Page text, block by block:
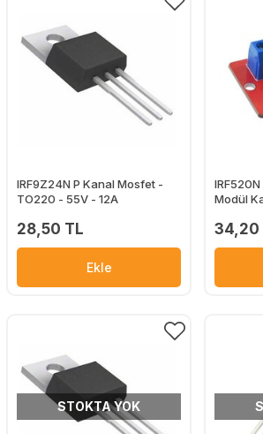
IRF9Z24N P Kanal Mosfet -
TO220 - 55V - 12A
28,50 TL
Ekle
Modül
34,20
STOKTA YOK